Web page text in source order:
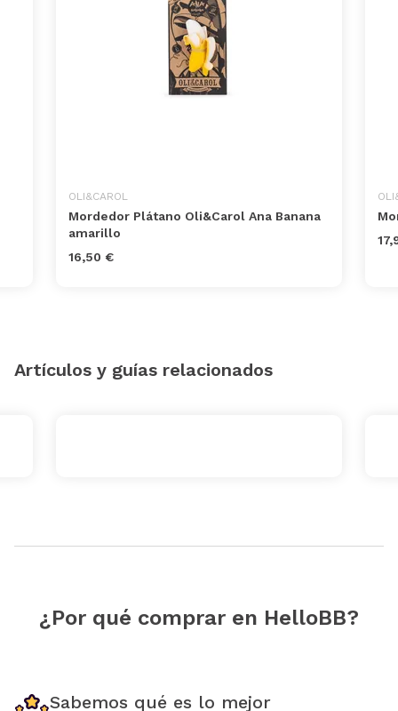
OLI&CAROL
Mordedor Plátano Oli&Carol Ana Banana
amarillo
16,50 €
Artículos y guías relacionados
¿Por qué comprar en HelloBB?
Sabemos qué es lo mejor